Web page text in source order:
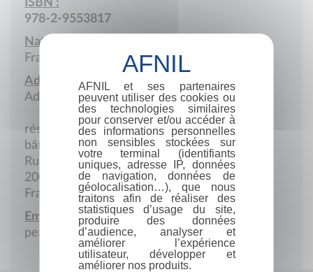
ISBN :
978-2-9553817
Nationalité :
France
Adresse :
Adresse postale
résidence Binda
bât C3
Rue Nicolas-Péraldi
20090 Ajaccio
France
Email :
peace-gloria@live.fr
AFNIL et ses partenaires
peuvent utiliser des cookies ou
des technologies similaires
pour conserver et/ou accéder à
des informations personnelles
non sensibles stockées sur
votre terminal (identifiants
uniques, adresse IP, données
de navigation, données de
géolocalisation…), que nous
traitons afin de réaliser des
statistiques d’usage du site,
produire des données
d’audience, analyser et
améliorer l’expérience
utilisateur, développer et
améliorer nos produits.